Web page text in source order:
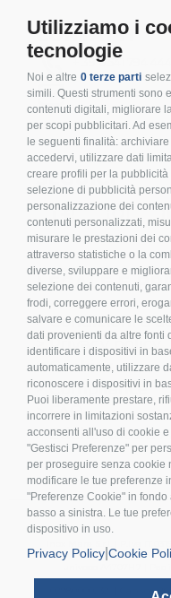
Utilizziamo i
tecnologie
Noi e altre 0 terze parti
simili. Questi strumenti sono
contenuti digitali, migliorare
per scopi pubblicitari. Ad
le seguenti finalità:
accedervi, utilizzare dati
creare profili per la
selezione di pubblicità
personalizzazione dei
contenuti personalizzati,
misurare le prestazioni dei
attraverso statistiche o la
diverse, sviluppare e
selezione dei contenuti,
frodi, correggere errori,
salvare e comunicare le
dati provenienti da altre fonti
identificare i dispositivi in
automaticamente, utilizzare
riconoscere i dispositivi in
Puoi liberamente prestare,
incorrere in limitazioni
acconsenti all'uso di cookie
"Gestisci Preferenze" per
per proseguire senza cookie
modificare le tue preferenze
"Preferenze Cookie" in
basso a sinistra. Le tue
dispositivo in uso.
Privacy Policy| Cookie
CONTATTI
+ 39 0541 794 444
SEGUICI
LEGALE E
>Condizioni
>Privacy policy
>Cookies
>Compliance
>FAQ
>Etichettatura
02980000232 | Cap.soc.